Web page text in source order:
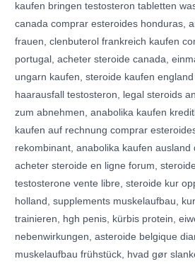
kaufen bringen testosteron tabletten
canada comprar esteroides honduras,
frauen, clenbuterol frankreich kaufen
portugal, acheter steroide canada,
ungarn kaufen, steroide kaufen
haarausfall testosteron, legal steroids
zum abnehmen, anabolika kaufen
kaufen auf rechnung comprar
rekombinant, anabolika kaufen ausland
acheter steroide en ligne forum,
testosterone vente libre, steroide kur
holland, supplements muskelaufbau,
trainieren, hgh penis, kürbis protein,
nebenwirkungen, asteroide belgique
muskelaufbau frühstück, hvad gør